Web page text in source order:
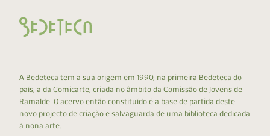
A Bedeteca tem a sua origem em 1990, na primeira Bedeteca do
país, a da Comicarte, criada no âmbito da Comissão de Jovens de
Ramalde. O acervo então constituído é a base de partida deste
novo projecto de criação e salvaguarda de uma biblioteca dedicada
à nona arte.